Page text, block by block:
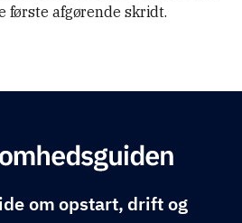
første afgørende skridt.
om opstart, drift og